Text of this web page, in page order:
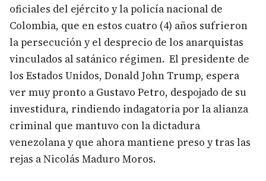
oficiales del ejército y la policía nacional de
Colombia, que en estos cuatro (4) años sufrieron
la persecución y el desprecio de los anarquistas
vinculados al satánico régimen. El presidente de
los Estados Unidos, Donald John Trump, espera
ver muy pronto a Gustavo Petro, despojado de su
investidura, rindiendo indagatoria por la alianza
criminal que mantuvo con la dictadura
venezolana y que ahora mantiene preso y tras las
rejas a Nicolás Maduro Moros.